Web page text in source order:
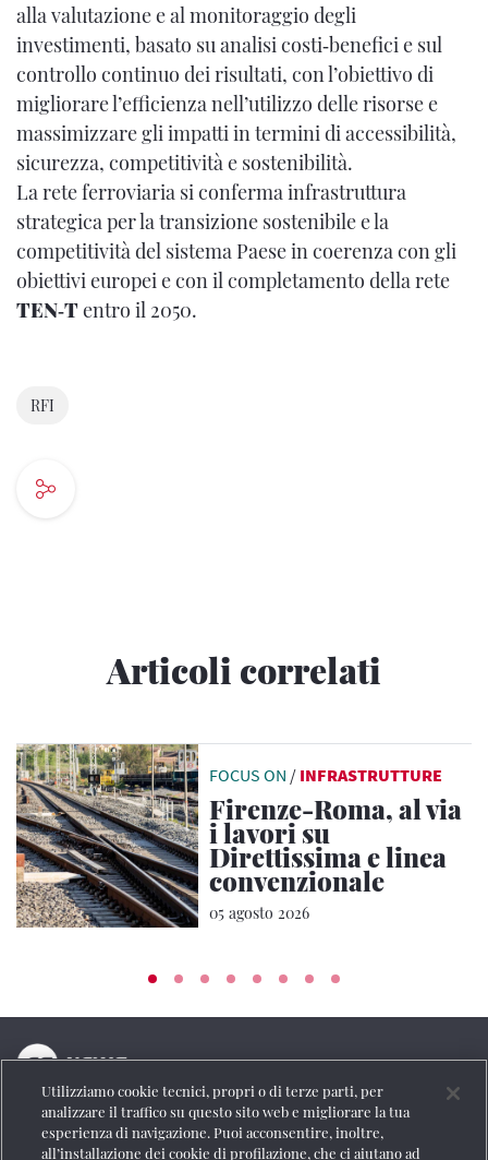
alla valutazione e al monitoraggio degli
investimenti, basato su analisi costi‑benefici e sul
controllo continuo dei risultati, con l’obiettivo di
migliorare l’efficienza nell’utilizzo delle risorse e
massimizzare gli impatti in termini di accessibilità,
sicurezza, competitività e sostenibilità.
La rete ferroviaria si conferma infrastruttura
strategica per la transizione sostenibile e la
competitività del sistema Paese in coerenza con gli
obiettivi europei e con il completamento della rete
TEN‑Tentro il 2050.
RFI
Articoli correlati
FOCUS ON / INFRASTRUTTURE
Firenze-Roma, al via
i lavori su
Direttissima e linea
convenzionale
05 agosto 2026
La testata online del Gruppo FS Italiane
Social
Utilizziamo cookie tecnici, propri o di terze parti, per
analizzare il traffico su questo sito web e migliorare la tua
esperienza di navigazione. Puoi acconsentire, inoltre,
all’installazione dei cookie di profilazione, che ci aiutano ad